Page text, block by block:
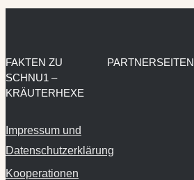
FAKTEN ZU
SCHNU1 –
KRÄUTERHEXE
Impressum und
Datenschutzerklärung
Kooperationen
PARTNERSEITEN